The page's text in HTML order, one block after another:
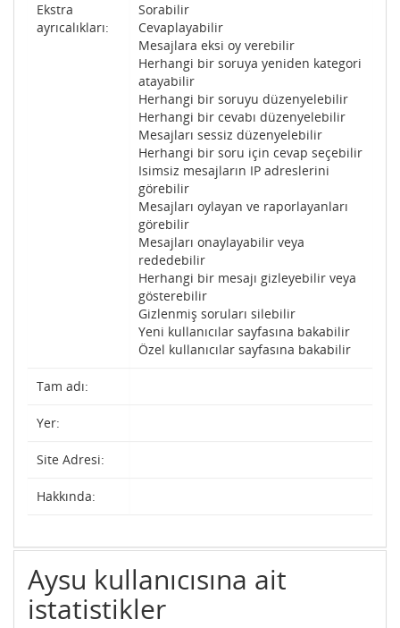
Ekstra
ayrıcalıkları:
Sorabilir
Cevaplayabilir
Mesajlara eksi oy verebilir
Herhangi bir soruya yeniden kategori
atayabilir
Herhangi bir soruyu düzenyelebilir
Herhangi bir cevabı düzenyelebilir
Mesajları sessiz düzenyelebilir
Herhangi bir soru için cevap seçebilir
Isimsiz mesajların IP adreslerini
görebilir
Mesajları oylayan ve raporlayanları
görebilir
Mesajları onaylayabilir veya
rededebilir
Herhangi bir mesajı gizleyebilir veya
gösterebilir
Gizlenmiş soruları silebilir
Yeni kullanıcılar sayfasına bakabilir
Özel kullanıcılar sayfasına bakabilir
Tam adı:
Yer:
Site Adresi:
Hakkında:
Aysu kullanıcısına ait
istatistikler